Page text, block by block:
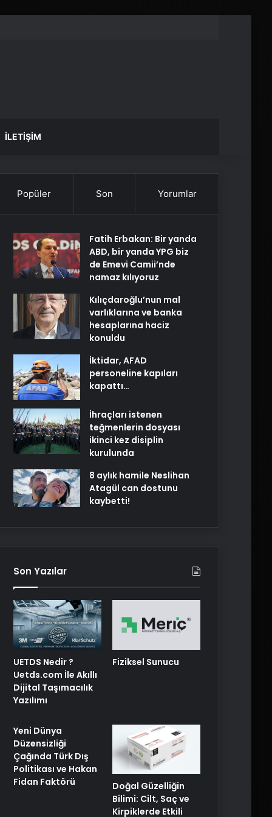
İLETIŞIM
Popüler Son Yorumlar
Fatih Erbakan: Bir yanda
ABD, bir yanda YPG biz
de Emevi Camii’nde
namaz kılıyoruz
Kılıçdaroğlu’nun mal
varlıklarına ve banka
hesaplarına haciz
konuldu
İktidar, AFAD
personeline kapıları
kapattı…
İhraçları istenen
teğmenlerin dosyası
ikinci kez disiplin
kurulunda
8 aylık hamile Neslihan
Atagül can dostunu
kaybetti!
Son Yazılar
UETDS Nedir ?
Uetds.com İle Akıllı
Dijital Taşımacılık
Yazılımı
Fiziksel Sunucu
Yeni Dünya
Düzensizliği
Çağında Türk Dış
Politikası ve Hakan
Fidan Faktörü
Doğal Güzelliğin
Bilimi: Cilt, Saç ve
Kirpiklerde Etkili